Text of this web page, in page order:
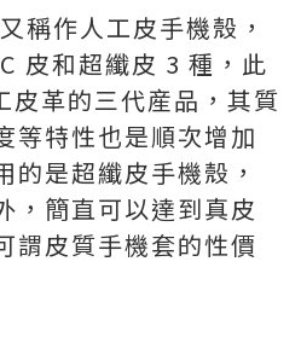
稱作人工皮手機殼，
皮和超纖皮 3 種，此
皮革的三代産品，其質
等特性也是順次增加
的是超纖皮手機殼，
，簡直可以達到真皮
謂皮質手機套的性價